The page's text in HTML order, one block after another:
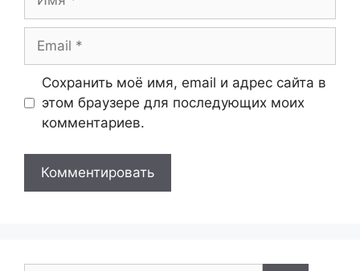
Email
Сохранить моё имя, email и адрес сайта в
этом браузере для последующих моих
комментариев.